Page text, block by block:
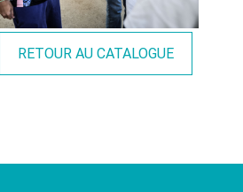
RETOUR AU CATALOGUE